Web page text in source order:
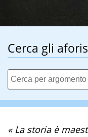
Cerca gli
« La storia è